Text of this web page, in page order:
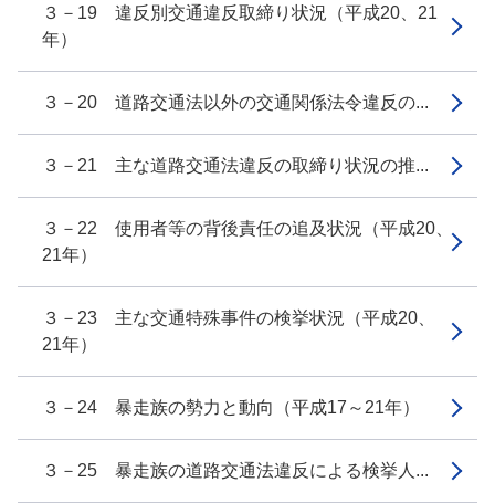
３－19 違反別交通違反取締り状況（平成20、21
年）
３－20 道路交通法以外の交通関係法令違反の...
３－21 主な道路交通法違反の取締り状況の推...
３－22 使用者等の背後責任の追及状況（平成20、
21年）
３－23 主な交通特殊事件の検挙状況（平成20、
21年）
３－24 暴走族の勢力と動向（平成17～21年）
３－25 暴走族の道路交通法違反による検挙人...